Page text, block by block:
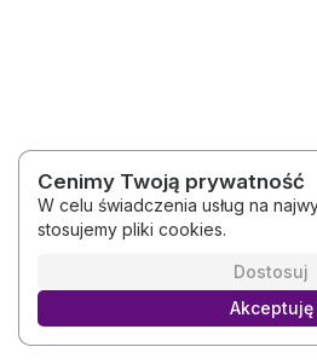
RegulaminPolityka
Cenimy Twoją prywatność
W celu świadczenia usług na
stosujemy pliki cookies.
Dostosuj
Akceptuję